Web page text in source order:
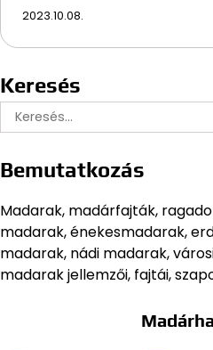
2023.10.08.
Keresés
Keresés:
Bemutatkozás
Madarak, madárfajták,
madarak, énekesmadarak,
madarak, nádi madarak,
madarak jellemzői, fajtái,